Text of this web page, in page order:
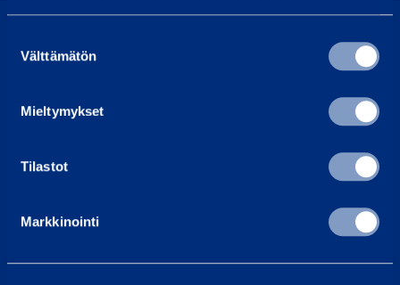
valinta
Välttämätön
Mieltymykset
Tilastot
Markkinointi
0800 171 414
Vi svarar vanligtvis inom 24 h
Våra medarbetare kan alltid hjälpa dig
Vanliga frågor
Ramirent Finland